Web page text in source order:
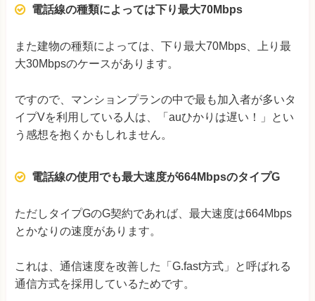
電話線の種類によっては下り最大70Mbps
また建物の種類によっては、下り最大70Mbps、上り最
大30Mbpsのケースがあります。
ですので、マンションプランの中で最も加入者が多いタ
イプVを利用している人は、「auひかりは遅い！」とい
う感想を抱くかもしれません。
電話線の使用でも最大速度が664MbpsのタイプG
ただしタイプGのG契約であれば、最大速度は664Mbps
とかなりの速度があります。
これは、通信速度を改善した「G.fast方式」と呼ばれる
通信方式を採用しているためです。